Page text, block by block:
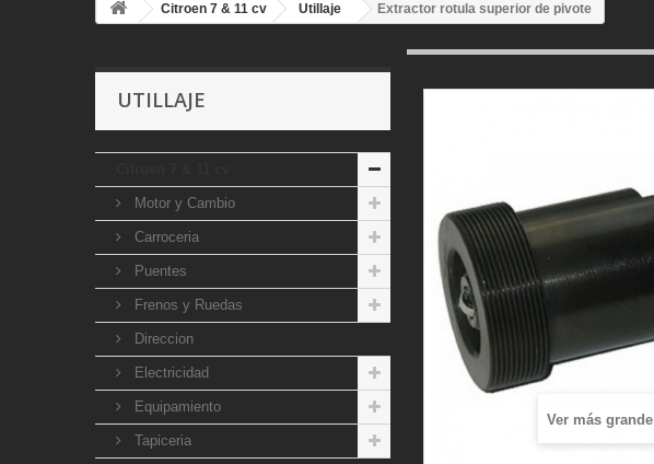
Citroen 7 & 11 cv Utillaje Extractor rotula superior de pivote
UTILLAJE
Motor y Cambio
Carroceria
Puentes
Frenos y Ruedas
Direccion
Electricidad
Equipamiento
Tapiceria
Ver más grande